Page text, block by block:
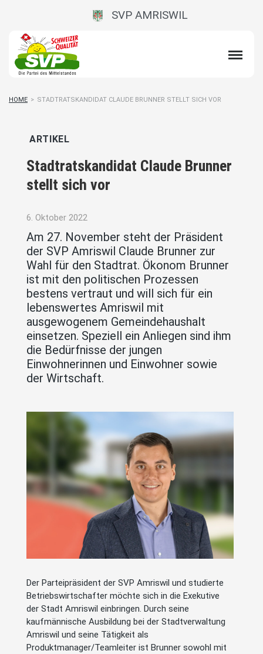
SVP AMRISWIL
HOME > STADTRATSKANDIDAT CLAUDE BRUNNER STELLT SICH VOR
ARTIKEL
Stadtratskandidat Claude Brunner
stellt sich vor
6. Oktober 2022
Am 27. November steht der Präsident
der SVP Amriswil Claude Brunner zur
Wahl für den Stadtrat. Ökonom Brunner
ist mit den politischen Prozessen
bestens vertraut und will sich für ein
lebenswertes Amriswil mit
ausgewogenem Gemeindehaushalt
einsetzen. Speziell ein Anliegen sind ihm
die Bedürfnisse der jungen
Einwohnerinnen und Einwohner sowie
der Wirtschaft.
Der Parteipräsident der SVP Amriswil und studierte
Betriebswirtschafter möchte sich in die Exekutive
der Stadt Amriswil einbringen. Durch seine
kaufmännische Ausbildung bei der Stadtverwaltung
Amriswil und seine Tätigkeit als
Produktmanager/Teamleiter ist Brunner sowohl mit